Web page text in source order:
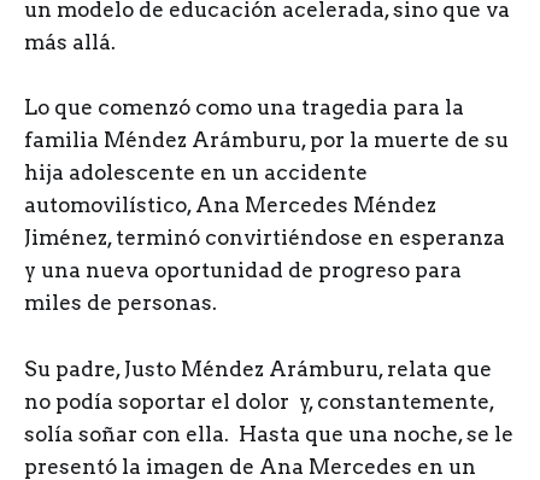
un modelo de educación acelerada, sino que va
más allá.
Lo que comenzó como una tragedia para la
familia Méndez Arámburu, por la muerte de su
hija adolescente en un accidente
automovilístico, Ana Mercedes Méndez
Jiménez, terminó convirtiéndose en esperanza
y una nueva oportunidad de progreso para
miles de personas.
Su padre, Justo Méndez Arámburu, relata que
no podía soportar el dolor y, constantemente,
solía soñar con ella. Hasta que una noche, se le
presentó la imagen de Ana Mercedes en un